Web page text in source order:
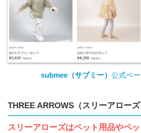
submee（サブミー） 公式ペ
THREE ARROWS （スリーアローズ
スリーアローズはペット用品やペ